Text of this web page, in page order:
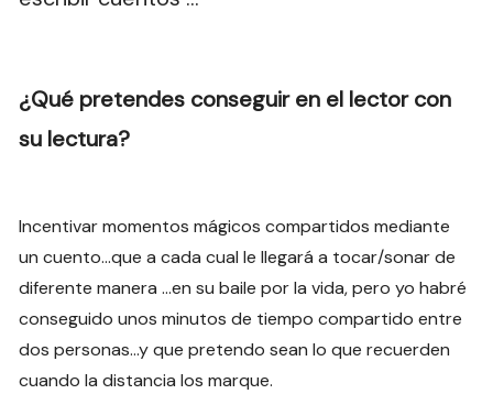
¿Qué pretendes conseguir en el lector con
su lectura?
Incentivar momentos mágicos compartidos mediante
un cuento…que a cada cual le llegará a tocar/sonar de
diferente manera …en su baile por la vida, pero yo habré
conseguido unos minutos de tiempo compartido entre
dos personas…y que pretendo sean lo que recuerden
cuando la distancia los marque.